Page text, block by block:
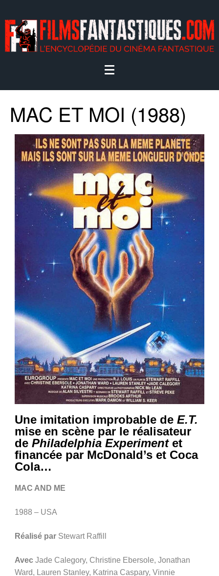
MAC ET MOI (1988)
Une imitation improbable de E.T.
mise en scène par le réalisateur
de Philadelphia Experimentet
financée par McDonald’s et Coca
Cola…
MAC AND ME
1988 – USA
Réalisé par Stewart Raffill
Avec Jade Calegory, Christine Ebersole, Jonathan
Ward, Lauren Stanley, Katrina Caspary, Vinnie